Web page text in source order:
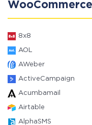
WooCommerce
8x8
AOL
AWeber
ActiveCampaign
Acumbamail
Airtable
AlphaSMS